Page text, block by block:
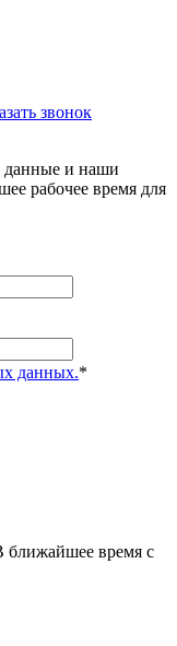
звонок
данные и наши
рабочее время для
данных.*
ближайшее время с